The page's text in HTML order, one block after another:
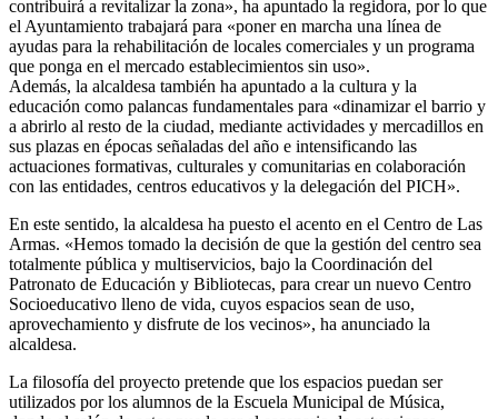
«Y queremos también que el desarrollo del comercio de proximidad
juegue un papel importante. Que se abran nuevos comercios
contribuirá a revitalizar la zona», ha apuntado la regidora, por lo que
el Ayuntamiento trabajará para «poner en marcha una línea de
ayudas para la rehabilitación de locales comerciales y un programa
que ponga en el mercado establecimientos sin uso».
Además, la alcaldesa también ha apuntado a la cultura y la
educación como palancas fundamentales para «dinamizar el barrio y
a abrirlo al resto de la ciudad, mediante actividades y mercadillos en
sus plazas en épocas señaladas del año e intensificando las
actuaciones formativas, culturales y comunitarias en colaboración
con las entidades, centros educativos y la delegación del PICH».
En este sentido, la alcaldesa ha puesto el acento en el Centro de Las
Armas. «Hemos tomado la decisión de que la gestión del centro sea
totalmente pública y multiservicios, bajo la Coordinación del
Patronato de Educación y Bibliotecas, para crear un nuevo Centro
Socioeducativo lleno de vida, cuyos espacios sean de uso,
aprovechamiento y disfrute de los vecinos», ha anunciado la
alcaldesa.